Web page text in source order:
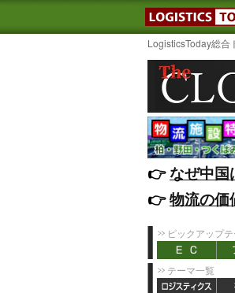
LogisticsToday総合
👉️なぜ中国
👉️物流の価
ピックアップ
テーマ一覧